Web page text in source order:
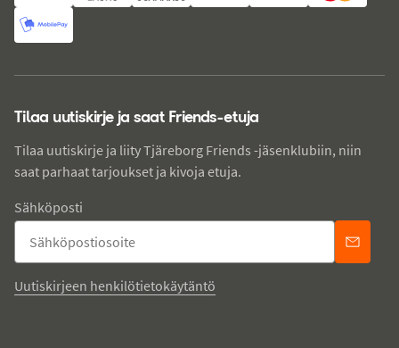
Tilaa uutiskirje ja saat Friends-etuja
Tilaa uutiskirje ja liity Tjäreborg Friends -jäsenklubiin, niin
saat parhaat tarjoukset ja kivoja etuja.
Sähköposti
Uutiskirjeen henkilötietokäytäntö